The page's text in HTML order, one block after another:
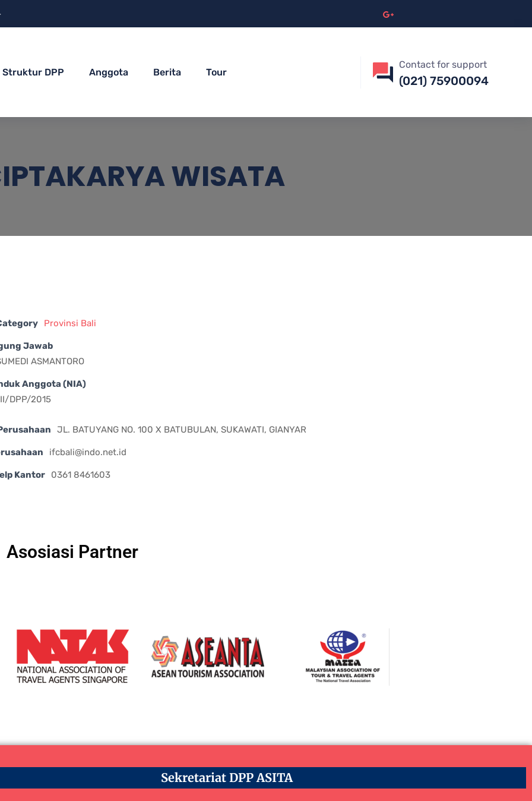
Struktur DPP Anggota Berita Tour
Contact for support
(021) 75900094
WISATA
Provinsi Bali
Jawab
ASMANTORO
Anggota (NIA)
DPP/2015
JL. BATUYANG NO. 100 X BATUBULAN, SUKAWATI, GIANYAR
ifcbali@indo.net.id
Kantor 0361 8461603
Asosiasi Partner
Sekretariat DPP ASITA